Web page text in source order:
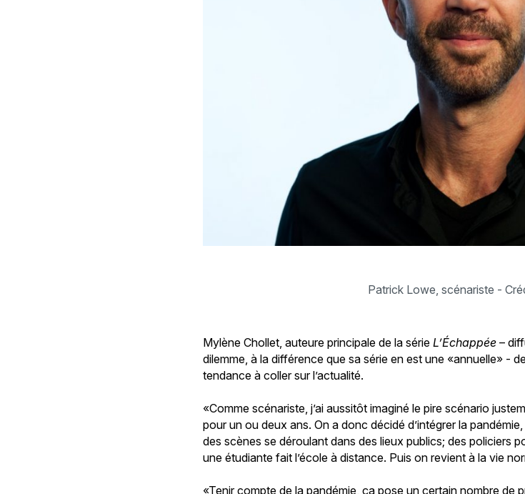
Patrick Lowe, scénariste -
Mylène Chollet, auteure principale de la sérieL’Échappée –
dilemme, à la différence que sa série en est une «annuelle» -
tendance à coller sur l’actualité.
«Comme scénariste, j’ai aussitôt imaginé le pire scénario
pour un ou deux ans. On a donc décidé d’intégrer la
des scènes se déroulant dans des lieux publics; des policiers
une étudiante fait l’école à distance. Puis on revient à la vie
«Tenir compte de la pandémie, ça pose un certain nombre de